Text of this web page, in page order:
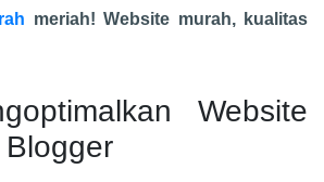
meriah! Website murah, kualitas
Website